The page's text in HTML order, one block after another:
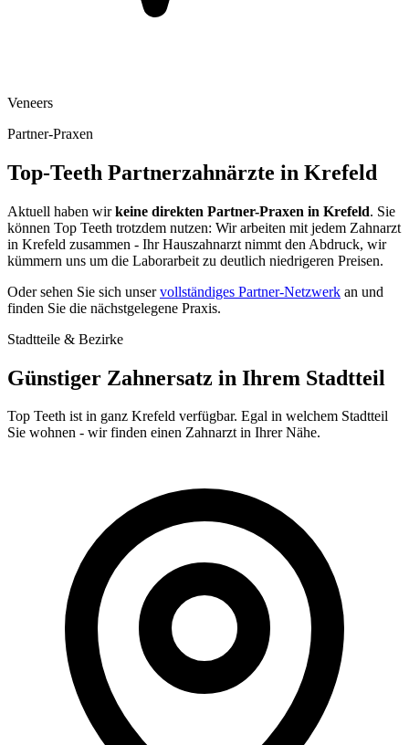
Veneers
Partner-Praxen
Top-Teeth Partnerzahnärzte in Krefeld
Aktuell haben wirkeine direkten Partner-Praxen in Krefeld. Sie
können Top Teeth trotzdem nutzen: Wir arbeiten mit jedem Zahnarzt
in Krefeld zusammen - Ihr Hauszahnarzt nimmt den Abdruck, wir
kümmern uns um die Laborarbeit zu deutlich niedrigeren Preisen.
Oder sehen Sie sich unservollständiges Partner-Netzwerk an und
finden Sie die nächstgelegene Praxis.
Stadtteile & Bezirke
Günstiger Zahnersatz in Ihrem Stadtteil
Top Teeth ist in ganz Krefeld verfügbar. Egal in welchem Stadtteil
Sie wohnen - wir finden einen Zahnarzt in Ihrer Nähe.